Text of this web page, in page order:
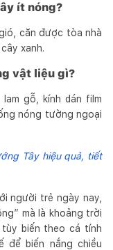
ít nóng?
căn được tòa nhà
xanh.
vật liệu gì?
gỗ, kính dán film
nóng tường ngoại
Tây hiệu quả, tiết
người trẻ ngày nay,
mà là khoảng trời
biến theo cá tính
để biến nắng chiều